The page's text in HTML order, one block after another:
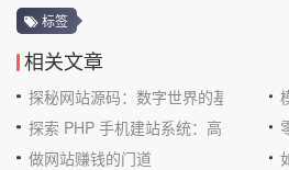
标签
相关文章
探秘网站源码：数字世界的基石
探索 PHP 手机建站系统：高效与便捷
做网站赚钱的门道